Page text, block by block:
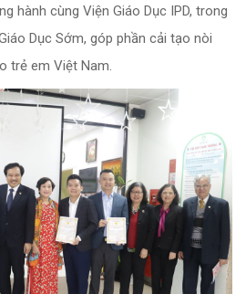
hành cùng Viện Giáo Dục IPD, trong
Dục Sớm, góp phần cải tạo nòi
trẻ em Việt Nam.